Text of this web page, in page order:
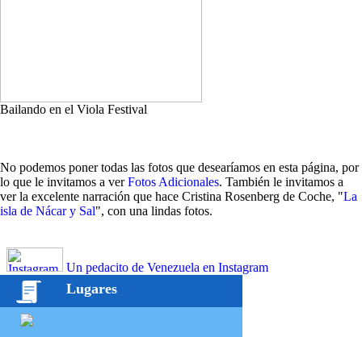
Bailando en el Viola Festival
No podemos poner todas las fotos que desearíamos en esta página, por
lo que le invitamos a verFotos Adicionales. También le invitamos a
ver la excelente narración que hace Cristina Rosenberg de Coche, "La
isla de Nácar y Sal", con una lindas fotos.
Un pedacito de Venezuela en Instagram
Lugares